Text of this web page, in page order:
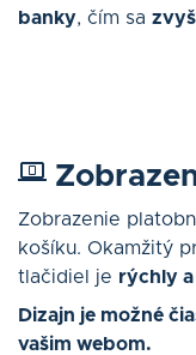
banky, čím sa
Zobrazenie
košíku. Okamžitý
tlačidiel je rýchly
Dizajn je možné
vašim webom.